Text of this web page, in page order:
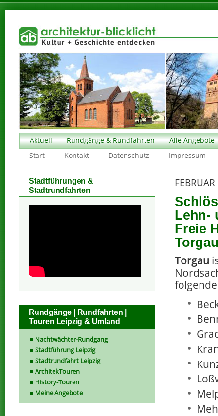
Aktuell Rundgänge & Rundfahrten
Alle Angebote
Start
Kontakt Datenschutz Impressum
Lehn-
Freie
Torgau
Stadtführungen &
Stadtrundfahrten
Rundgänge | Rundfahrten |
Touren Leipzig & Umland
Nachtwächter-Rundgang
Stadtführung Leipzig
Stadtrundfahrt Leipzig
ArchitekTouren
History-Touren
Meine Angebote